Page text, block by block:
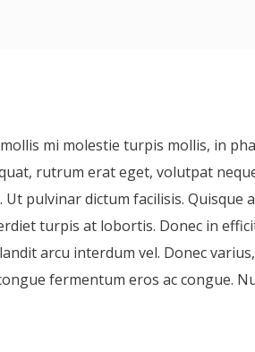
mi molestie turpis mollis, in
rutrum erat eget, volutpat
pulvinar dictum facilisis. Quisque
turpis at lobortis. Donec in
arcu interdum vel. Donec
fermentum eros ac congue.